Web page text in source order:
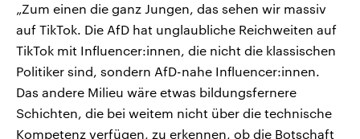
„Zum einen die ganz Jungen, das sehen wir massiv
auf TikTok. Die AfD hat unglaubliche Reichweiten auf
TikTok mit Influencer:innen, die nicht die klassischen
Politiker sind, sondern AfD-nahe Influencer:innen.
Das andere Milieu wäre etwas bildungsfernere
Schichten, die bei weitem nicht über die technische
Kompetenz verfügen, zu erkennen, ob die Botschaft